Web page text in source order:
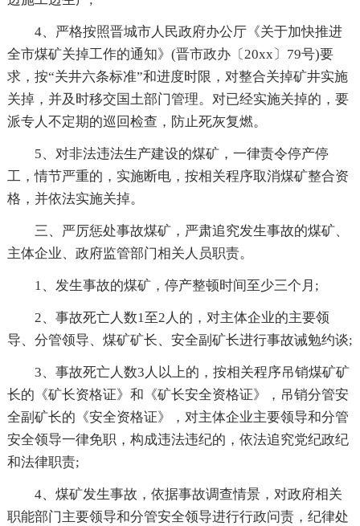
4、严格按照晋城市人民政府办公厅《关于加快推进
全市煤矿关掉工作的通知》(晋市政办〔20xx〕79号)要
求，按“关井六条标准”和进度时限，对整合关掉矿井实施
关掉，并及时移交国土部门管理。对已经实施关掉的，要
派专人不定期的巡回检查，防止死灰复燃。
5、对非法违法生产建设的煤矿，一律责令停产停
工，情节严重的，实施断电，按相关程序取消煤矿整合资
格，并依法实施关掉。
三、严厉惩处事故煤矿，严肃追究发生事故的煤矿、
主体企业、政府监管部门相关人员职责。
1、发生事故的煤矿，停产整顿时间至少三个月;
2、事故死亡人数1至2人的，对主体企业的主要领
导、分管领导、煤矿矿长、安全副矿长进行事故诫勉约谈;
3、事故死亡人数3人以上的，按相关程序吊销煤矿矿
长的《矿长资格证》和《矿长安全资格证》，吊销分管安
全副矿长的《安全资格证》，对主体企业主要领导和分管
安全领导一律免职，构成违法违纪的，依法追究党纪政纪
和法律职责;
4、煤矿发生事故，依据事故调查情景，对政府相关
职能部门主要领导和分管安全领导进行行政问责，纪律处